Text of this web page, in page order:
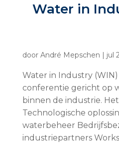
Water in
door André Mepschen jul
Water in Industry (WIN)
conferentie gericht op
binnen de industrie.
Technologische
waterbeheer
industriepartners